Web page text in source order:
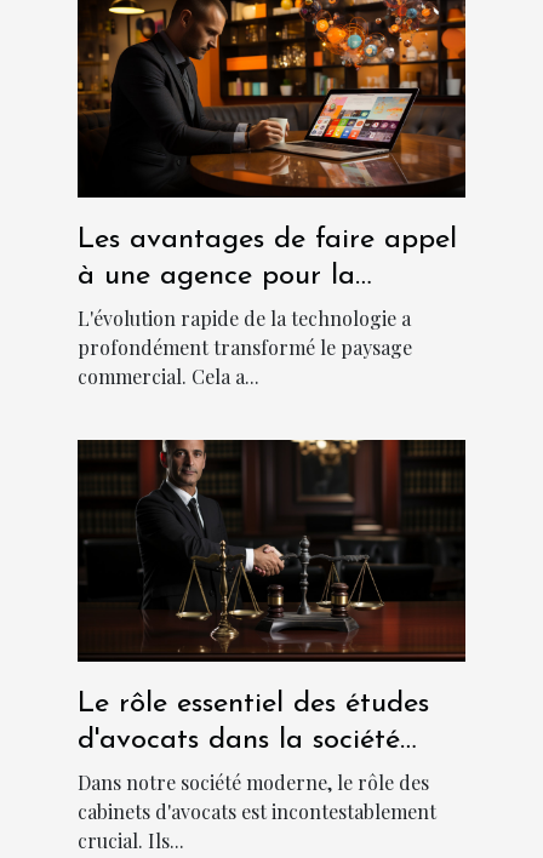
Les avantages de faire appel
à une agence pour la
création d'applications
métiers sur mesure
L'évolution rapide de la technologie a
profondément transformé le paysage
commercial. Cela a...
Le rôle essentiel des études
d'avocats dans la société
moderne
Dans notre société moderne, le rôle des
cabinets d'avocats est incontestablement
crucial. Ils...